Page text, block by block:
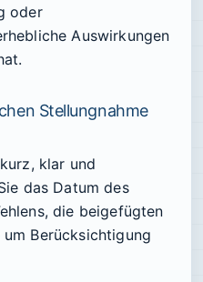
oder
Auswirkungen
Stellungnahme
klar und
das Datum des
die beigefügten
Berücksichtigung